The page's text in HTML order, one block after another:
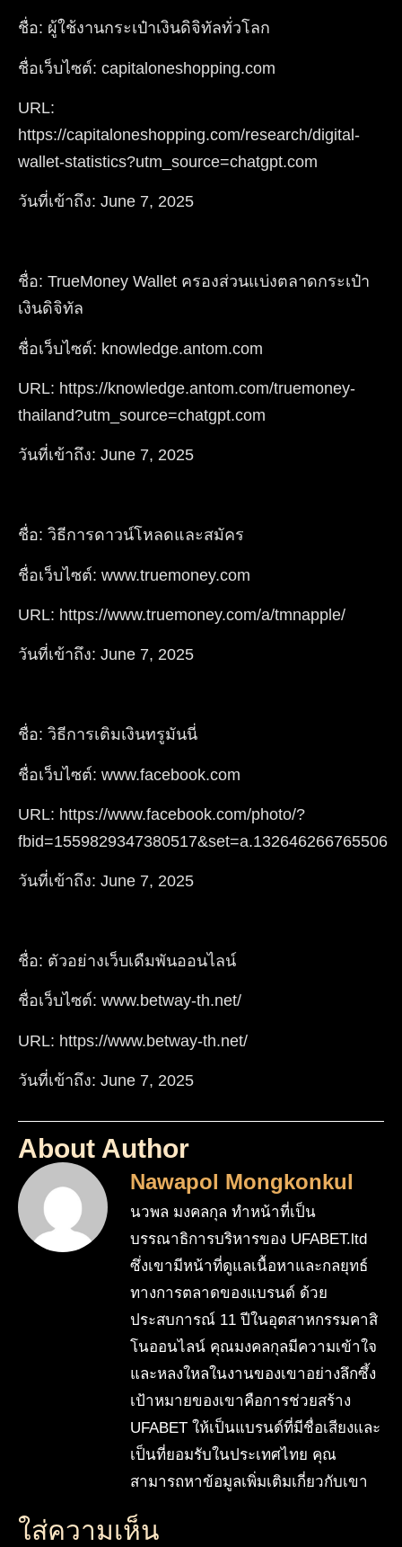
ชื่อ: ผู้ใช้งานกระเป๋าเงินดิจิทัลทั่วโลก
ชื่อเว็บไซต์: capitaloneshopping.com
URL:
https://capitaloneshopping.com/research/digital-
wallet-statistics?utm_source=chatgpt.com
วันที่เข้าถึง: June 7, 2025
ชื่อ: TrueMoney Wallet ครองส่วนแบ่งตลาดกระเป๋า
เงินดิจิทัล
ชื่อเว็บไซต์: knowledge.antom.com
URL: https://knowledge.antom.com/truemoney-
thailand?utm_source=chatgpt.com
วันที่เข้าถึง: June 7, 2025
ชื่อ: วิธีการดาวน์โหลดและสมัคร
ชื่อเว็บไซต์: www.truemoney.com
URL: https://www.truemoney.com/a/tmnapple/
วันที่เข้าถึง: June 7, 2025
ชื่อ: วิธีการเติมเงินทรูมันนี่
ชื่อเว็บไซต์: www.facebook.com
URL: https://www.facebook.com/photo/?
fbid=1559829347380517&set=a.132646266765506
วันที่เข้าถึง: June 7, 2025
ชื่อ: ตัวอย่างเว็บเดืมพันออนไลน์
ชื่อเว็บไซต์: www.betway-th.net/
URL: https://www.betway-th.net/
วันที่เข้าถึง: June 7, 2025
About Author
Nawapol Mongkonkul
นวพล มงคลกุล ทำหน้าที่เป็น
บรรณาธิการบริหารของ UFABET.ltd
ซึ่งเขามีหน้าที่ดูแลเนื้อหาและกลยุทธ์
ทางการตลาดของแบรนด์ ด้วย
ประสบการณ์ 11 ปีในอุตสาหกรรมคาสิ
โนออนไลน์ คุณมงคลกุลมีความเข้าใจ
และหลงใหลในงานของเขาอย่างลึกซึ้ง
เป้าหมายของเขาคือการช่วยสร้าง
UFABET ให้เป็นแบรนด์ที่มีชื่อเสียงและ
เป็นที่ยอมรับในประเทศไทย คุณ
สามารถหาข้อมูลเพิ่มเติมเกี่ยวกับเขา
ใส่ความเห็น